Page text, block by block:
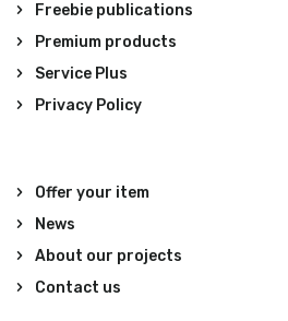
Freebie publications
Premium products
Service Plus
Privacy Policy
Offer your item
News
About our projects
Contact us